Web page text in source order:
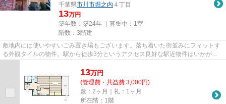
千葉県市川市堀之内 ４丁目
13万円
築年数：築24年 ｜募集中： 1室
階数：3階建
敷地内には使いやすいごみ置き場もございます。落ち着いた街並みにフィットす
る外観タイルの物件。駅から徒歩3分というアクセス良好な駅近物件はいかがで
13万円
(管理費・共益費 3,000円)
敷：2ヶ月｜礼：1ヶ月
所在階：1階